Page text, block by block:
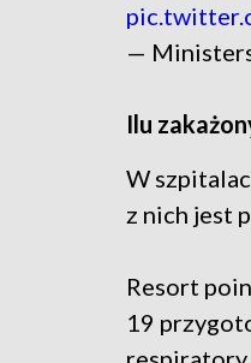
—
Ilu
W
z nich jest
Resort
19